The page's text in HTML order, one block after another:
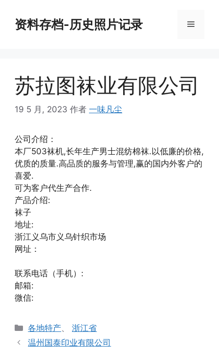
资料存档-历史照片记录 菜
苏拉图袜业有限公司
19 5 月, 2023 作者 一味凡尘
公司介绍：
本厂503袜机,长年生产男士混纺棉袜.以低廉的价格,
优质的质量.高品质的服务与管理,赢的国内外客户的
喜爱.
可为客户代生产合作.
产品介绍:
袜子
地址:
浙江义乌市义乌针织市场
网址：
联系电话（手机）:
邮箱:
微信:
分
类
各地特产、浙江省
温州国泰印业有限公司